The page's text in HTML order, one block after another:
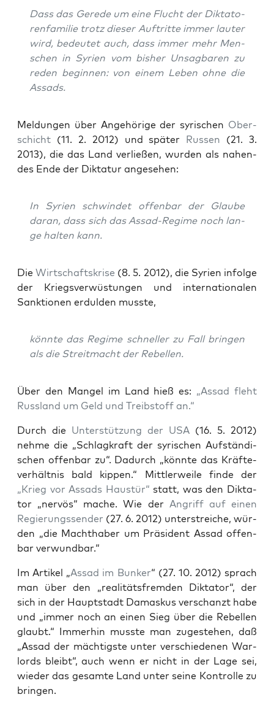
Dass das Gere­de um eine Flucht der Dik­ta­to­
ren­fa­mi­lie trotz die­ser Auf­trit­te immer lau­ter
wird, bedeu­tet auch, dass immer mehr Men­
schen in Syri­en vom bis­her Unsag­ba­ren zu
reden begin­nen: von einem Leben ohne die
Assads.
Mel­dun­gen über Ange­hö­ri­ge der syri­schen Ober­
schicht (11. 2. 2012) und spä­ter Rus­sen (21. 3.
2013), die das Land ver­lie­ßen, wur­den als nahen­
des Ende der Dik­ta­tur angesehen:
In Syri­en schwin­det offen­bar der Glau­be
dar­an, dass sich das Assad-Regime noch lan­
ge hal­ten kann.
DieWirt­schafts­kri­se (8. 5. 2012), die Syri­en infol­ge
der Kriegs­ver­wüs­tun­gen und inter­na­tio­na­len
Sank­tio­nen erdul­den musste,
könn­te das Regime schnel­ler zu Fall brin­gen
als die Streit­macht der Rebellen.
Über den Man­gel im Land hieß es: „Assad fleht
Russ­land um Geld und Treib­stoff an.“
Durch die Unter­stüt­zung der USA (16. 5. 2012)
neh­me die „Schlag­kraft der syri­schen Auf­stän­di­
schen offen­bar zu“. Dadurch „könn­te das Kräf­te­
ver­hält­nis bald kip­pen.“ Mitt­ler­wei­le fin­de der
„Krieg vor Assads Haus­tür“ statt, was den Dik­ta­
tor „ner­vös“ mache. Wie der Angriff auf einen
Regie­rungs­sen­der (27. 6. 2012) unter­strei­che, wür­
den „die Macht­ha­ber um Prä­si­dent Assad offen­
bar verwundbar.“
Im Arti­kel „Assad im Bun­ker“ (27. 10. 2012) sprach
man über den „rea­li­täts­frem­den Dik­ta­tor“, der
sich in der Haupt­stadt Damas­kus ver­schanzt habe
und „immer noch an einen Sieg über die Rebel­len
glaubt.“ Immer­hin muss­te man zuge­ste­hen, daß
„Assad der mäch­tigs­te unter ver­schie­de­nen War­
lords bleibt“, auch wenn er nicht in der Lage sei,
wie­der das gesam­te Land unter sei­ne Kon­trol­le zu
bringen.